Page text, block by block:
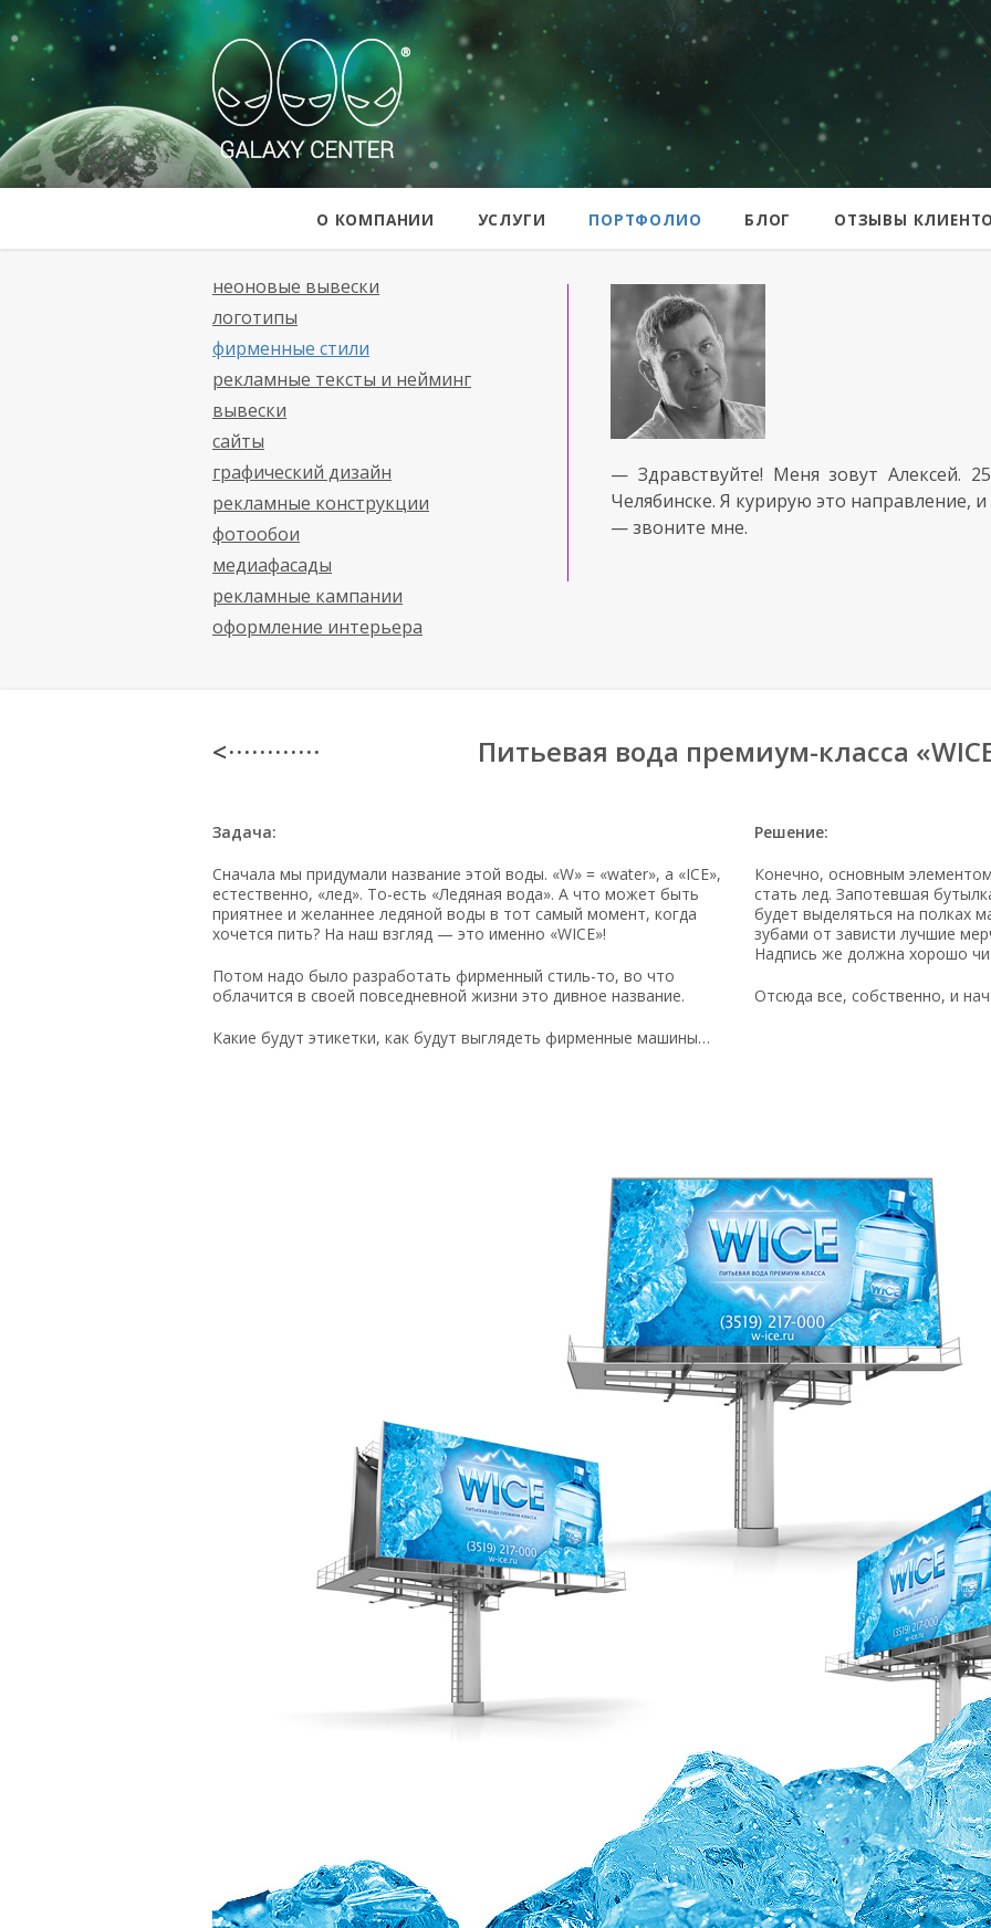
Galaxy Center
О КОМПАНИИ УСЛУГИ ПОРТФОЛИО БЛОГ ОТЗЫВЫ
неоновые вывески
логотипы
фирменные стили
рекламные тексты и нейминг
вывески
сайты
графический дизайн
рекламные конструкции
фотообои
медиафасады
рекламные кампании
оформление интерьера
— Здравствуйте! Меня зовут Алексей.
Челябинске. Я курирую это направление,
— звоните мне.
< · · · · · · · · · · · · Питьевая вода премиум-класса
Задача:
Сначала мы придумали название этой воды. «W» = «water», а «ICE»,
естественно, «лед». То-есть «Ледяная вода». А что может быть
приятнее и желаннее ледяной воды в тот самый момент, когда
хочется пить? На наш взгляд — это именно «WICE»!
Потом надо было разработать фирменный стиль-то, во что
облачится в своей повседневной жизни это дивное название.
Какие будут этикетки, как будут выглядеть фирменные машины…
Решение:
Конечно, основным
стать лед. Запотевшая
будет выделяться на полках
зубами от зависти лучшие
Надпись же должна хорошо
Отсюда все, собственно, и